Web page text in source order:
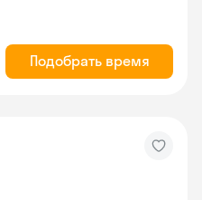
Подобрать время